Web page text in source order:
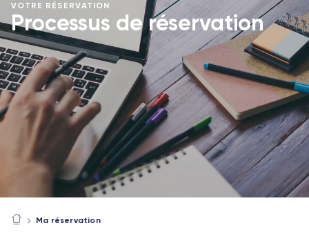
VOTRE RÉSERVATION
Processus de réservation
Ma réservation